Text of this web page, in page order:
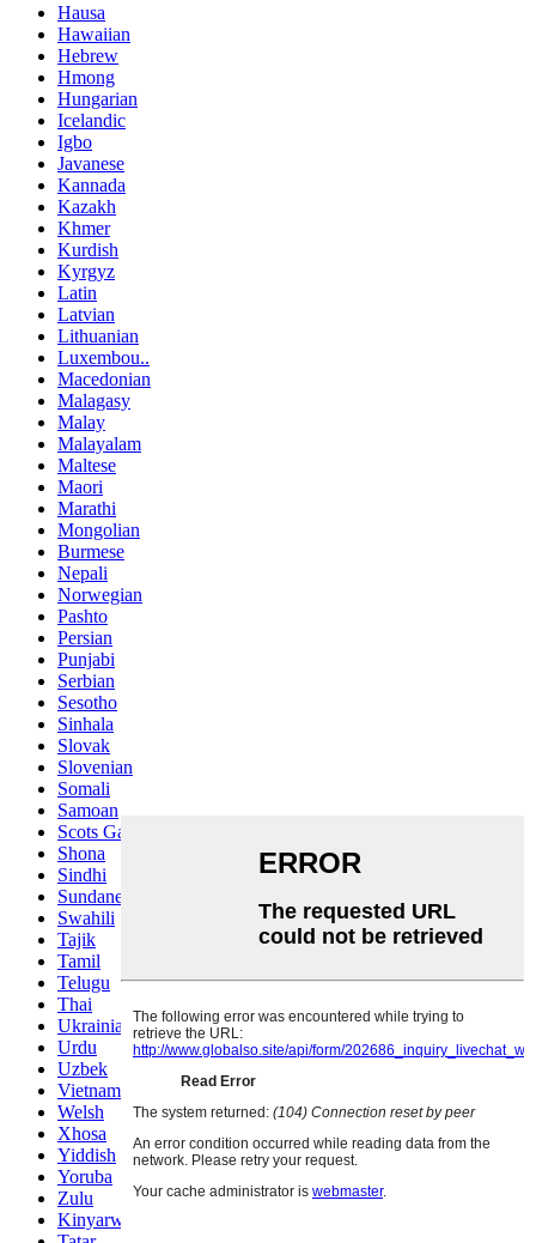
Hausa
Hawaiian
Hebrew
Hmong
Hungarian
Icelandic
Igbo
Javanese
Kannada
Kazakh
Khmer
Kurdish
Kyrgyz
Latin
Latvian
Lithuanian
Luxembou..
Macedonian
Malagasy
Malay
Malayalam
Maltese
Maori
Marathi
Mongolian
Burmese
Nepali
Norwegian
Pashto
Persian
Punjabi
Serbian
Sesotho
Sinhala
Slovak
Slovenian
Somali
Samoan
Scots Gaelic
Shona
Sindhi
Sundanese
Swahili
Tajik
Tamil
Telugu
Thai
Ukrainian
Urdu
Uzbek
Vietnamese
Welsh
Xhosa
Yiddish
Yoruba
Zulu
Kinyarwanda